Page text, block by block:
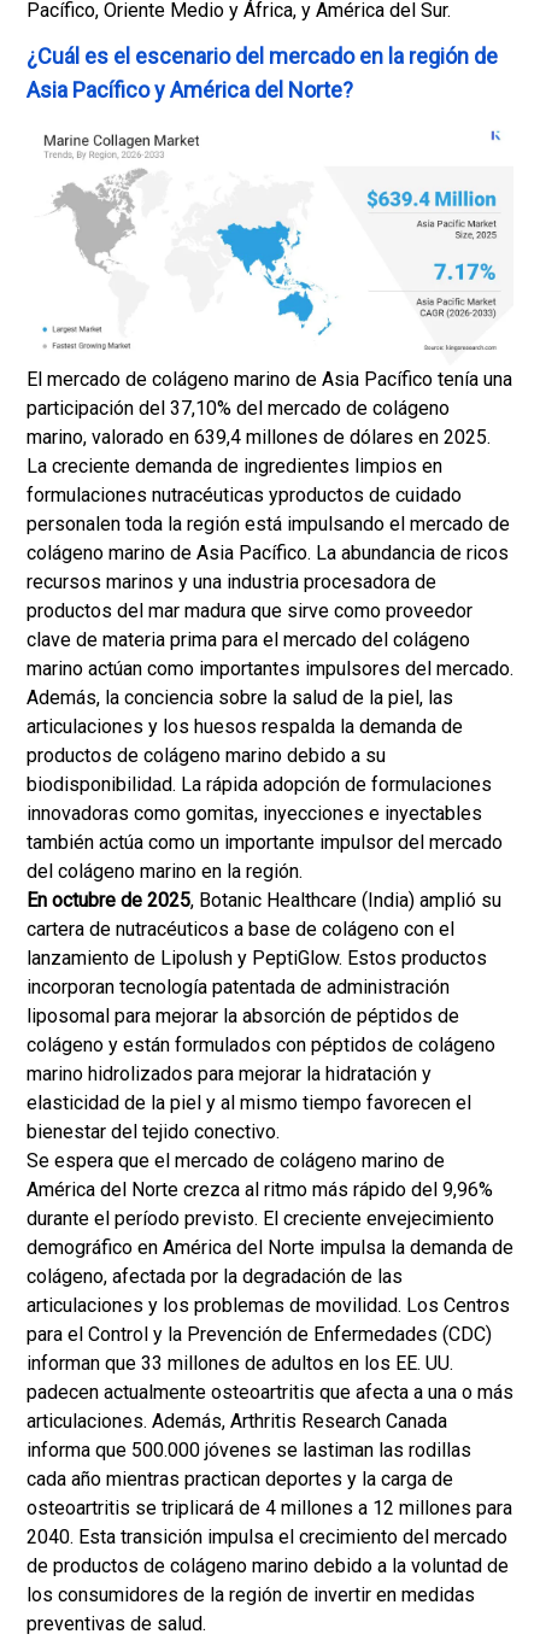
Pacífico, Oriente Medio y África, y América del Sur.
¿Cuál es el escenario del mercado en la región de
Asia Pacífico y América del Norte?
El mercado de colágeno marino de Asia Pacífico tenía una
participación del 37,10% del mercado de colágeno
marino, valorado en 639,4 millones de dólares en 2025.
La creciente demanda de ingredientes limpios en
formulaciones nutracéuticas yproductos de cuidado
personalen toda la región está impulsando el mercado de
colágeno marino de Asia Pacífico. La abundancia de ricos
recursos marinos y una industria procesadora de
productos del mar madura que sirve como proveedor
clave de materia prima para el mercado del colágeno
marino actúan como importantes impulsores del mercado.
Además, la conciencia sobre la salud de la piel, las
articulaciones y los huesos respalda la demanda de
productos de colágeno marino debido a su
biodisponibilidad. La rápida adopción de formulaciones
innovadoras como gomitas, inyecciones e inyectables
también actúa como un importante impulsor del mercado
del colágeno marino en la región.
En octubre de 2025, Botanic Healthcare (India) amplió su
cartera de nutracéuticos a base de colágeno con el
lanzamiento de Lipolush y PeptiGlow. Estos productos
incorporan tecnología patentada de administración
liposomal para mejorar la absorción de péptidos de
colágeno y están formulados con péptidos de colágeno
marino hidrolizados para mejorar la hidratación y
elasticidad de la piel y al mismo tiempo favorecen el
bienestar del tejido conectivo.
Se espera que el mercado de colágeno marino de
América del Norte crezca al ritmo más rápido del 9,96%
durante el período previsto. El creciente envejecimiento
demográfico en América del Norte impulsa la demanda de
colágeno, afectada por la degradación de las
articulaciones y los problemas de movilidad. Los Centros
para el Control y la Prevención de Enfermedades (CDC)
informan que 33 millones de adultos en los EE. UU.
padecen actualmente osteoartritis que afecta a una o más
articulaciones. Además, Arthritis Research Canada
informa que 500.000 jóvenes se lastiman las rodillas
cada año mientras practican deportes y la carga de
osteoartritis se triplicará de 4 millones a 12 millones para
2040. Esta transición impulsa el crecimiento del mercado
de productos de colágeno marino debido a la voluntad de
los consumidores de la región de invertir en medidas
preventivas de salud.